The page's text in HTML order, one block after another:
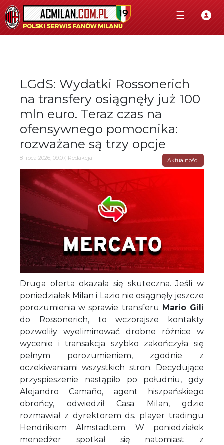
☰
LGdS: Wydatki Rossonerich
na transfery osiągnęły już 100
mln euro. Teraz czas na
ofensywnego pomocnika:
rozważane są trzy opcje
8 lipca 2026, 09:07, Redakcja Aktualności
Druga oferta okazała się skuteczna. Jeśli w
poniedziałek Milan i Lazio nie osiągnęły jeszcze
porozumienia w sprawie transferu Mario Gili
do Rossonerich, to wczorajsze kontakty
pozwoliły wyeliminować drobne różnice w
wycenie i transakcja szybko zakończyła się
pełnym porozumieniem, zgodnie z
oczekiwaniami wszystkich stron. Decydujące
przyspieszenie nastąpiło po południu, gdy
Alejandro Camaño, agent hiszpańskiego
obrońcy, odwiedził Casa Milan, gdzie
rozmawiał z dyrektorem ds. player tradingu
Hendrikiem Almstadtem. W poniedziałek
menedżer spotkał się natomiast z